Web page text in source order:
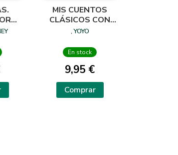
MIS CUENTOS
CLÁSICOS CON
TEXTURAS.
, YOYO
En stock
9,95 €
Comprar